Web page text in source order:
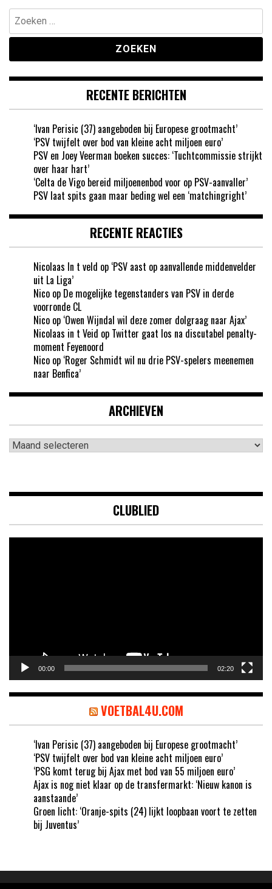
Zoeken
naar:
RECENTE BERICHTEN
‘Ivan Perisic (37) aangeboden bij Europese grootmacht’
‘PSV twijfelt over bod van kleine acht miljoen euro’
PSV en Joey Veerman boeken succes: ‘Tuchtcommissie strijkt
over haar hart’
‘Celta de Vigo bereid miljoenenbod voor op PSV-aanvaller’
PSV laat spits gaan maar beding wel een ‘matchingright’
RECENTE REACTIES
Nicolaas In t veld op ‘PSV aast op aanvallende middenvelder
uit La Liga’
Nico op De mogelijke tegenstanders van PSV in derde
voorronde CL
Nico op ‘Owen Wijndal wil deze zomer dolgraag naar Ajax’
Nicolaas in t Veid op Twitter gaat los na discutabel penalty-
moment Feyenoord
Nico op ‘Roger Schmidt wil nu drie PSV-spelers meenemen
naar Benfica’
ARCHIEVEN
Archieven
CLUBLIED
00:00 02:20
VOETBAL4U.COM
‘Ivan Perisic (37) aangeboden bij Europese grootmacht’
‘PSV twijfelt over bod van kleine acht miljoen euro’
‘PSG komt terug bij Ajax met bod van 55 miljoen euro’
Ajax is nog niet klaar op de transfermarkt: ‘Nieuw kanon is
aanstaande’
Groen licht: ‘Oranje-spits (24) lijkt loopbaan voort te zetten
bij Juventus’